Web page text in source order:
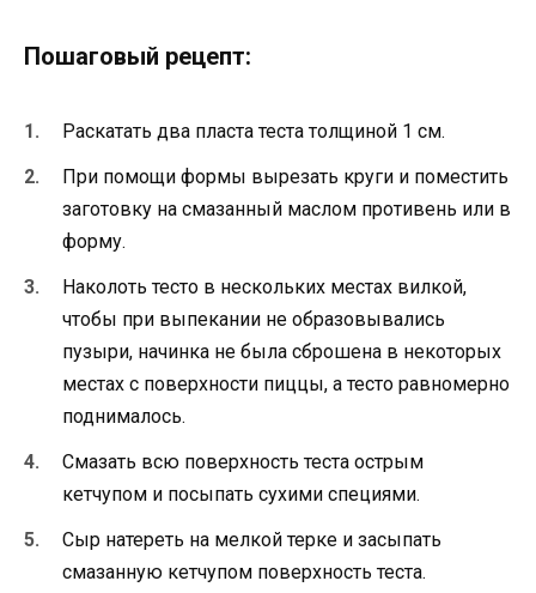
Пошаговый рецепт:
Раскатать два пласта теста толщиной 1 см.
При помощи формы вырезать круги и поместить
заготовку на смазанный маслом противень или в
форму.
Наколоть тесто в нескольких местах вилкой,
чтобы при выпекании не образовывались
пузыри, начинка не была сброшена в некоторых
местах с поверхности пиццы, а тесто равномерно
поднималось.
Смазать всю поверхность теста острым
кетчупом и посыпать сухими специями.
Сыр натереть на мелкой терке и засыпать
смазанную кетчупом поверхность теста.